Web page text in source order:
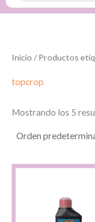
Inicio / Productos
topcrop
Mostrando los 5